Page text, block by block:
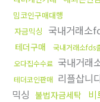
밈코인구매대행
자금믹싱
국내거래소
테더구매 국내거래소fds
오다집수수료 국내거래
테더코인판매 리플삽니
믹싱 불법자금세탁 비